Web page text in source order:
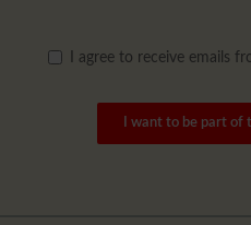
I agree to receive emails
I want to be part